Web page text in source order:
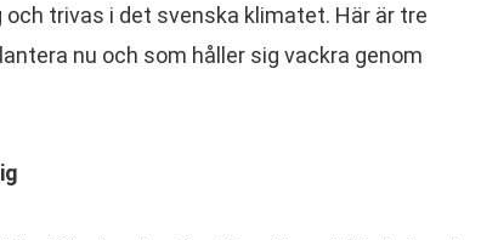
trivas i det svenska klimatet. Här är tre
nu och som håller sig vackra genom